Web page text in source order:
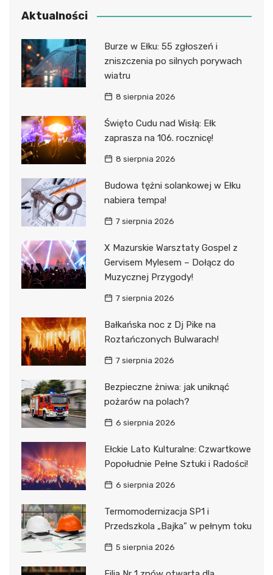
Aktualności
Burze w Ełku: 55 zgłoszeń i
zniszczenia po silnych porywach
wiatru
8 sierpnia 2026
Święto Cudu nad Wisłą: Ełk
zaprasza na 106. rocznicę!
8 sierpnia 2026
Budowa tężni solankowej w Ełku
nabiera tempa!
7 sierpnia 2026
X Mazurskie Warsztaty Gospel z
Gervisem Mylesem – Dołącz do
Muzycznej Przygody!
7 sierpnia 2026
Bałkańska noc z Dj Pike na
Roztańczonych Bulwarach!
7 sierpnia 2026
Bezpieczne żniwa: jak uniknąć
pożarów na polach?
6 sierpnia 2026
Ełckie Lato Kulturalne: Czwartkowe
Popołudnie Pełne Sztuki i Radości!
6 sierpnia 2026
Termomodernizacja SP1 i
Przedszkola „Bajka” w pełnym toku
5 sierpnia 2026